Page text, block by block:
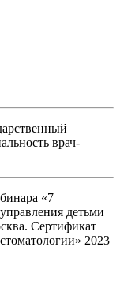
врач-
«7
детьми
Сертификат
2023